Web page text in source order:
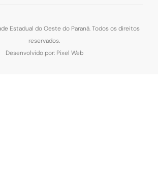
Estadual do Oeste do Paraná. Todos os direitos
reservados.
Desenvolvido por: Pixel Web